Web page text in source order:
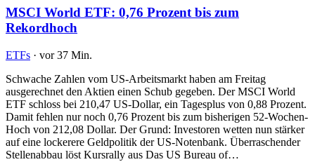
MSCI World ETF: 0,76 Prozent bis zum
Rekordhoch
ETFs · vor 37 Min.
Schwache Zahlen vom US-Arbeitsmarkt haben am Freitag
ausgerechnet den Aktien einen Schub gegeben. Der MSCI World
ETF schloss bei 210,47 US-Dollar, ein Tagesplus von 0,88 Prozent.
Damit fehlen nur noch 0,76 Prozent bis zum bisherigen 52-Wochen-
Hoch von 212,08 Dollar. Der Grund: Investoren wetten nun stärker
auf eine lockerere Geldpolitik der US-Notenbank. Überraschender
Stellenabbau löst Kursrally aus Das US Bureau of…